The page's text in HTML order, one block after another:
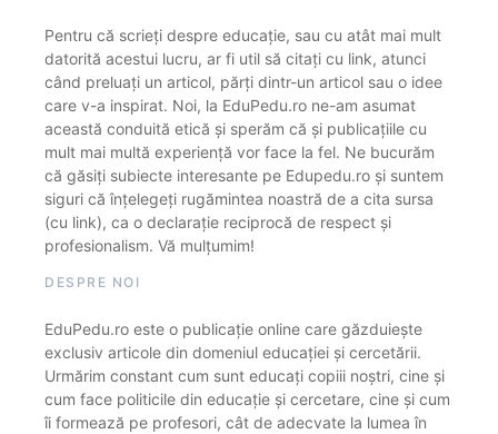
Pentru că scrieți despre educație, sau cu atât mai mult
datorită acestui lucru, ar fi util să citați cu link, atunci
când preluați un articol, părți dintr-un articol sau o idee
care v-a inspirat. Noi, la EduPedu.ro ne-am asumat
această conduită etică și sperăm că și publicațiile cu
mult mai multă experiență vor face la fel. Ne bucurăm
că găsiți subiecte interesante pe Edupedu.ro și suntem
siguri că înțelegeți rugămintea noastră de a cita sursa
(cu link), ca o declarație reciprocă de respect și
profesionalism. Vă mulțumim!
DESPRE NOI
EduPedu.ro este o publicație online care găzduiește
exclusiv articole din domeniul educației și cercetării.
Urmărim constant cum sunt educați copiii noștri, cine și
cum face politicile din educație și cercetare, cine și cum
îi formează pe profesori, cât de adecvate la lumea în